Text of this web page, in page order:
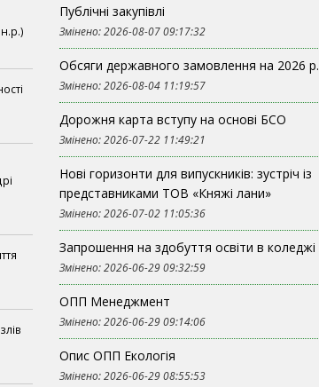
н.р.)
Публічні закупівлі
Змінено: 2026-08-07 09:17:32
Обсяги державного замовлення на 2026 р.
Змінено: 2026-08-04 11:19:57
Дорожня карта вступу на основі БСО
Змінено: 2026-07-22 11:49:21
Нові горизонти для випускників: зустріч із
представниками ТОВ «Княжі лани»
Змінено: 2026-07-02 11:05:36
Запрошення на здобуття освіти в коледжі
Змінено: 2026-06-29 09:32:59
ОПП Менеджмент
Змінено: 2026-06-29 09:14:06
Опис ОПП Екологія
Змінено: 2026-06-29 08:55:53